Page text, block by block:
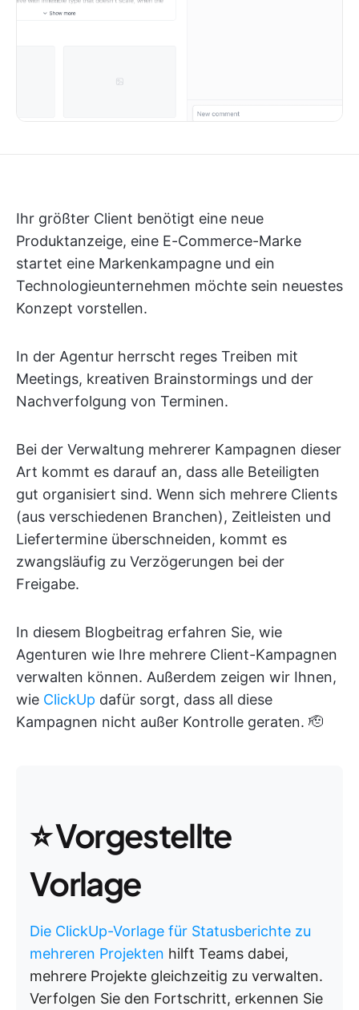
Ihr größter Client benötigt eine neue
Produktanzeige, eine E-Commerce-Marke
startet eine Markenkampagne und ein
Technologieunternehmen möchte sein neuestes
Konzept vorstellen.
In der Agentur herrscht reges Treiben mit
Meetings, kreativen Brainstormings und der
Nachverfolgung von Terminen.
Bei der Verwaltung mehrerer Kampagnen dieser
Art kommt es darauf an, dass alle Beteiligten
gut organisiert sind. Wenn sich mehrere Clients
(aus verschiedenen Branchen), Zeitleisten und
Liefertermine überschneiden, kommt es
zwangsläufig zu Verzögerungen bei der
Freigabe.
In diesem Blogbeitrag erfahren Sie, wie
Agenturen wie Ihre mehrere Client-Kampagnen
verwalten können. Außerdem zeigen wir Ihnen,
wie ClickUp dafür sorgt, dass all diese
Kampagnen nicht außer Kontrolle geraten. 🫡
⭐ Vorgestellte
Vorlage
Die ClickUp-Vorlage für Statusberichte zu
mehreren Projekten hilft Teams dabei,
mehrere Projekte gleichzeitig zu verwalten.
Verfolgen Sie den Fortschritt, erkennen Sie